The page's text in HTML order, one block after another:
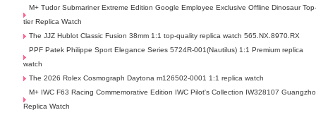
M+ Tudor Submariner Extreme Edition Google Employee Exclusive Offline Dinosaur
tier Replica Watch
The JJZ Hublot Classic Fusion 38mm 1:1 top-quality replica watch 565.NX.8970.RX
PPF Patek Philippe Sport Elegance Series 5724R-001(Nautilus) 1:1 Premium replica
watch
The 2026 Rolex Cosmograph Daytona m126502-0001 1:1 replica watch
M+ IWC F63 Racing Commemorative Edition IWC Pilot's Collection IW328107
Replica Watch